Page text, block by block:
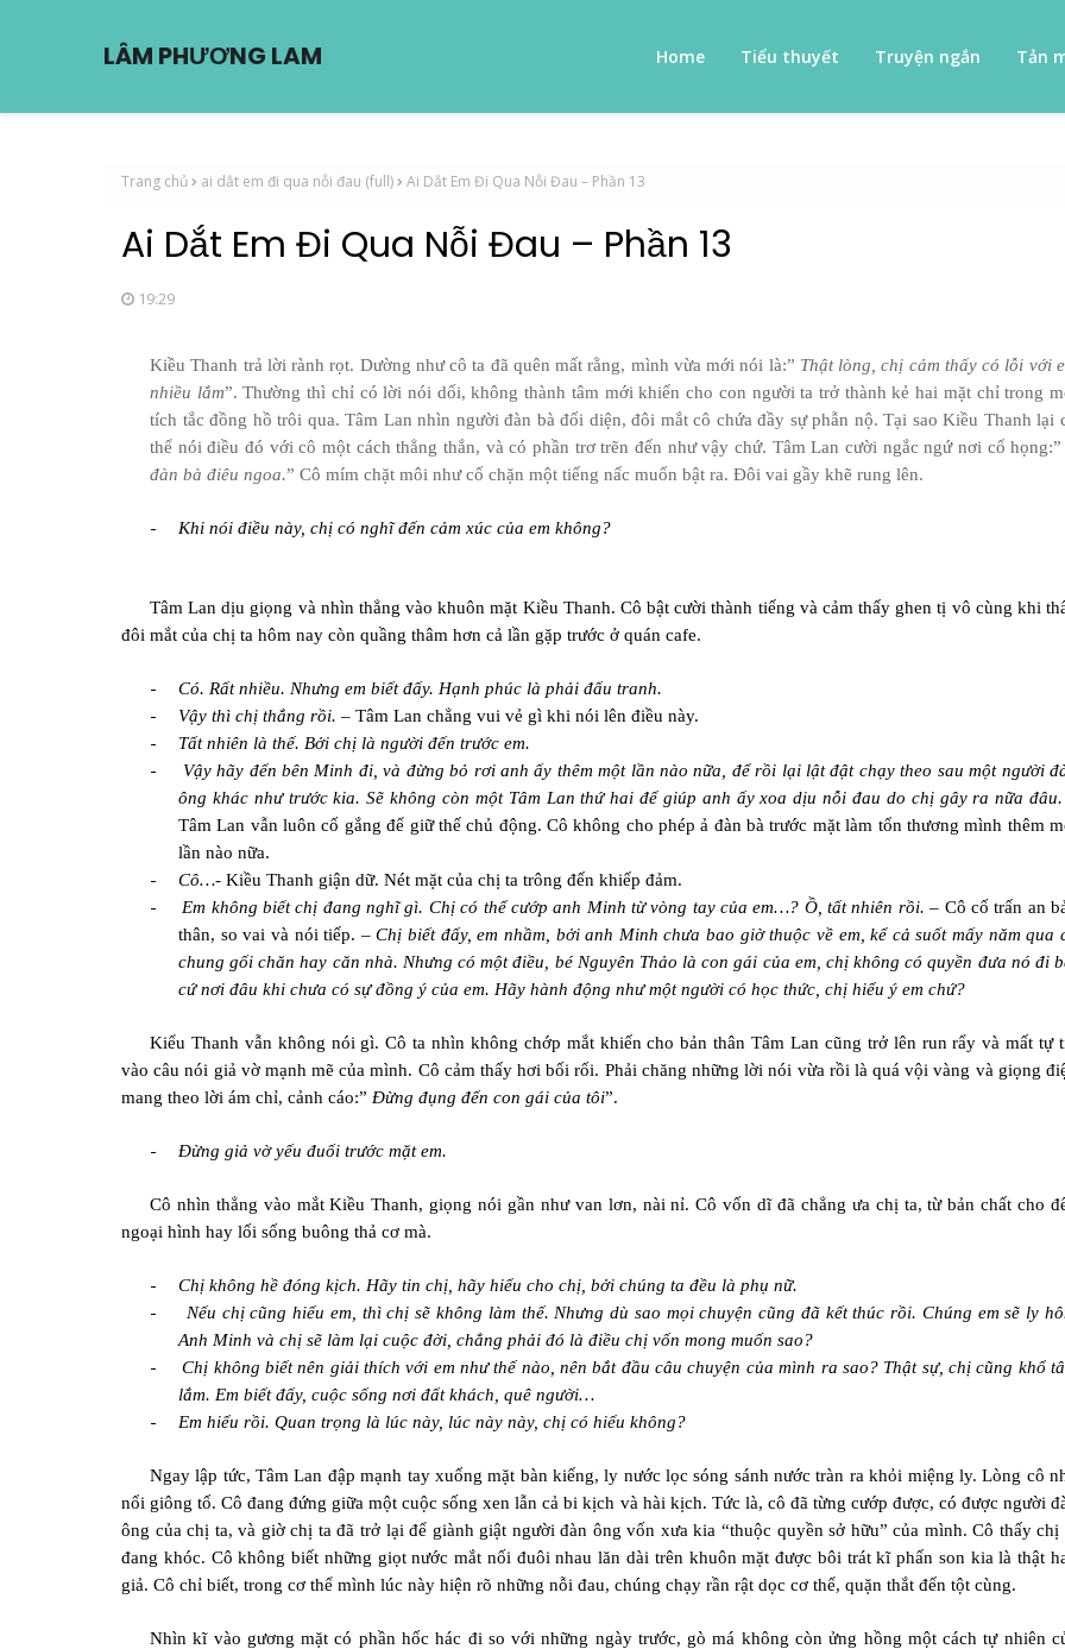
LÂM PHƯƠNG LAM Home Tiểu thuyết Truyện ngắn Tản
Trang chủ ai dắt em đi qua nỗi đau (full) Ai Dắt Em Đi Qua Nỗi Đau – Phần 13
Ai Dắt Em Đi Qua Nỗi Đau – Phần 13
19:29
Kiều Thanh trả lời rành rọt. Dường như cô ta đã quên mất rằng, mình vừa mới nói là:” Thật lòng, chị cảm thấy có lỗi với
nhiều lắm”. Thường thì chỉ có lời nói dối, không thành tâm mới khiến cho con người ta trở thành kẻ hai mặt chỉ trong
tích tắc đồng hồ trôi qua. Tâm Lan nhìn người đàn bà đối diện, đôi mắt cô chứa đầy sự phẫn nộ. Tại sao Kiều Thanh lại
thể nói điều đó với cô một cách thẳng thắn, và có phần trơ trẽn đến như vậy chứ. Tâm Lan cười ngắc ngứ nơi cổ họng:”
đàn bà điêu ngoa.” Cô mím chặt môi như cố chặn một tiếng nấc muốn bật ra. Đôi vai gầy khẽ rung lên.
- Khi nói điều này, chị có nghĩ đến cảm xúc của em không?
Tâm Lan dịu giọng và nhìn thẳng vào khuôn mặt Kiều Thanh. Cô bật cười thành tiếng và cảm thấy ghen tị vô cùng khi
đôi mắt của chị ta hôm nay còn quầng thâm hơn cả lần gặp trước ở quán cafe.
- Có. Rất nhiều. Nhưng em biết đấy. Hạnh phúc là phải đấu tranh.
- Vậy thì chị thắng rồi. – Tâm Lan chẳng vui vẻ gì khi nói lên điều này.
- Tất nhiên là thế. Bởi chị là người đến trước em.
-
Vậy hãy đến bên Minh đi, và đừng bỏ rơi anh ấy thêm một lần nào nữa, để rồi lại lật đật chạy theo sau một người
ông khác như trước kia. Sẽ không còn một Tâm Lan thứ hai để giúp anh ấy xoa dịu nỗi đau do chị gây ra nữa đâu.
Tâm Lan vẫn luôn cố gắng để giữ thế chủ động. Cô không cho phép ả đàn bà trước mặt làm tổn thương mình thêm
lần nào nữa.
- Cô…- Kiều Thanh giận dữ. Nét mặt của chị ta trông đến khiếp đảm.
- Em không biết chị đang nghĩ gì. Chị có thể cướp anh Minh từ vòng tay của em…? Ồ, tất nhiên rồi. – Cô cố trấn an
thân, so vai và nói tiếp. –Chị biết đấy, em nhầm, bởi anh Minh chưa bao giờ thuộc về em, kể cả suốt mấy năm qua
chung gối chăn hay căn nhà. Nhưng có một điều, bé Nguyên Thảo là con gái của em, chị không có quyền đưa nó đi
cứ nơi đâu khi chưa có sự đồng ý của em. Hãy hành động như một người có học thức, chị hiểu ý em chứ?
Kiểu Thanh vẫn không nói gì. Cô ta nhìn không chớp mắt khiến cho bản thân Tâm Lan cũng trở lên run rẩy và mất tự
vào câu nói giả vờ mạnh mẽ của mình. Cô cảm thấy hơi bối rối. Phải chăng những lời nói vừa rồi là quá vội vàng và giọng
mang theo lời ám chỉ, cảnh cáo:” Đừng đụng đến con gái của tôi”.
- Đừng giả vờ yếu đuối trước mặt em.
Cô nhìn thẳng vào mắt Kiều Thanh, giọng nói gần như van lơn, nài nỉ. Cô vốn dĩ đã chẳng ưa chị ta, từ bản chất cho
ngoại hình hay lối sống buông thả cơ mà.
- Chị không hề đóng kịch. Hãy tin chị, hãy hiểu cho chị, bởi chúng ta đều là phụ nữ.
-
Nếu chị cũng hiểu em, thì chị sẽ không làm thế. Nhưng dù sao mọi chuyện cũng đã kết thúc rồi. Chúng em sẽ ly
Anh Minh và chị sẽ làm lại cuộc đời, chẳng phải đó là điều chị vốn mong muốn sao?
-
Chị không biết nên giải thích với em như thế nào, nên bắt đầu câu chuyện của mình ra sao? Thật sự, chị cũng khổ
lắm. Em biết đấy, cuộc sống nơi đất khách, quê người…
- Em hiểu rồi. Quan trọng là lúc này, lúc này này, chị có hiểu không?
Ngay lập tức, Tâm Lan đập mạnh tay xuống mặt bàn kiếng, ly nước lọc sóng sánh nước tràn ra khỏi miệng ly. Lòng cô
nổi giông tố. Cô đang đứng giữa một cuộc sống xen lẫn cả bi kịch và hài kịch. Tức là, cô đã từng cướp được, có được người
ông của chị ta, và giờ chị ta đã trở lại để giành giật người đàn ông vốn xưa kia “thuộc quyền sở hữu” của mình. Cô thấy chị
đang khóc. Cô không biết những giọt nước mắt nối đuôi nhau lăn dài trên khuôn mặt được bôi trát kĩ phấn son kia là thật
giả. Cô chỉ biết, trong cơ thể mình lúc này hiện rõ những nỗi đau, chúng chạy rần rật dọc cơ thể, quặn thắt đến tột cùng.
Nhìn kĩ vào gương mặt có phần hốc hác đi so với những ngày trước, gò má không còn ửng hồng một cách tự nhiên